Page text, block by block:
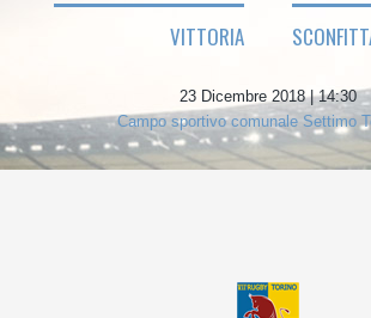
VITTORIA
23 Dicembre 2018 | 14:30
Campo sportivo comunale Settimo